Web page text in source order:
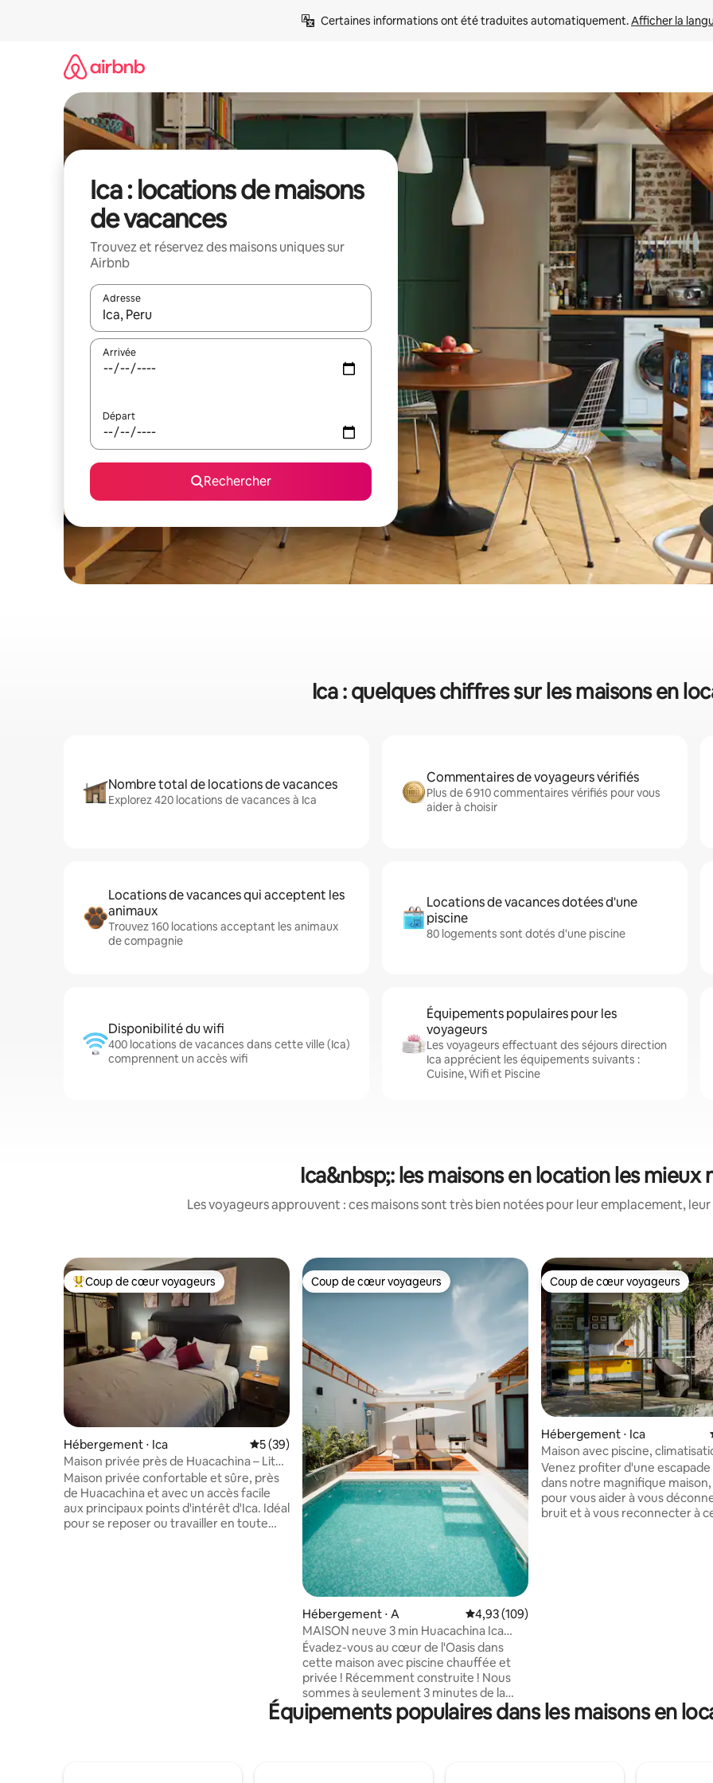
Certaines informations ont été traduites automatiquement. Afficher la
Ica : locations de maisons
de vacances
Trouvez et réservez des maisons uniques sur
Airbnb
Adresse
Lorsque les résultats s'affichent, utilisez les flèches vers le haut et vers le bas pour les parcourir ou en appuyant et en
Arrivée
Départ
Rechercher
Ica : quelques chiffres sur les maisons en
Nombre total de locations de vacances
Explorez 420 locations de vacances à Ica
Commentaires de voyageurs vérifiés
Plus de 6 910 commentaires vérifiés pour vous
aider à choisir
Locations de vacances qui acceptent les
animaux
Trouvez 160 locations acceptant les animaux
de compagnie
Locations de vacances dotées d'une
piscine
80 logements sont dotés d'une piscine
Disponibilité du wifi
400 locations de vacances dans cette ville (Ica)
comprennent un accès wifi
Équipements populaires pour les
voyageurs
Les voyageurs effectuant des séjours direction
Ica apprécient les équipements suivants :
Cuisine, Wifi et Piscine
Ica&nbsp;: les maisons en location les mieux
Les voyageurs approuvent : ces maisons sont très bien notées pour leur emplacement,
Coups de cœur voyageurs les plus appréciés
Coup de cœur voyageurs
Hébergement ⋅ Ica Évaluation moyenne sur la base de 39 commentaires : 5 sur 5
5 (39)
Maison privée près de Huacachina – Lit
King – Clim
Maison privée confortable et sûre, près
de Huacachina et avec un accès facile
aux principaux points d'intérêt d'Ica. Idéal
pour se reposer ou travailler en toute
Coup de cœur voyageurs
Coup de cœur voyageurs
Hébergement ⋅ A Évaluation moyenne sur la base de 109
4,93 (109)
MAISON neuve 3 min Huacachina Ica
Piscine Grill A/C
Évadez-vous au cœur de l'Oasis dans
cette maison avec piscine chauffée et
privée ! Récemment construite ! Nous
sommes à seulement 3 minutes de la
magique Huacachina et de ses dunes.
Elle est parfaite pour les familles, les
Coup de cœur voyageurs
Coup de cœur voyageurs
Hébergement ⋅ Ica
Maison avec piscine,
barbecue près de Huacachina !
Venez profiter d'une
dans notre magnifique
pour vous aider à vous
bruit et à vous reconnecter à
Équipements populaires dans les maisons en